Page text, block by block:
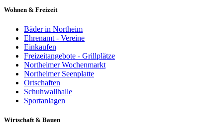
Wohnen & Freizeit
Bäder in Northeim
Ehrenamt - Vereine
Einkaufen
Freizeitangebote - Grillplätze
Northeimer Wochenmarkt
Northeimer Seenplatte
Ortschaften
Schuhwallhalle
Sportanlagen
Wirtschaft & Bauen